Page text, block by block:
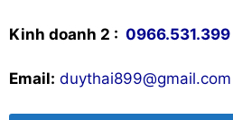
Kinh doanh 2 : 0966.531.399
Email: duythai899@gmail.com